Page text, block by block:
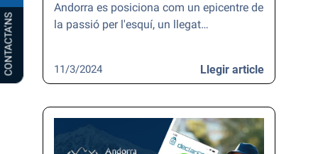
CONTACTA’NS
Andorra es posiciona com un epicentre de
la passió per l'esquí, un llegat…
Llegir article
11/3/2024